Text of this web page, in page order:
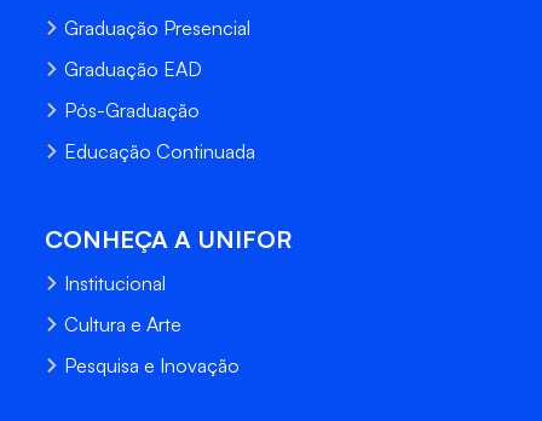
Graduação Presencial
Graduação EAD
Pós-Graduação
Educação Continuada
CONHEÇA A UNIFOR
Institucional
Cultura e Arte
Pesquisa e Inovação